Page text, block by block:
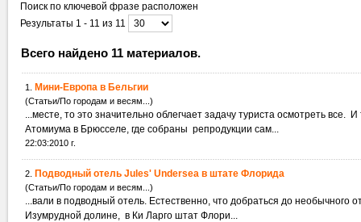
Поиск по ключевой фразе расположен
Результаты 1 - 11 из 11
Всего найдено 11 материалов.
1. Мини-Европа в Бельгии
(Статьи/По городам и весям...)
...месте, то это значительно облегчает задачу туриста осмотреть
Атомиума в Брюсселе, где собраны репродукции сам...
22:03:2010 г.
2. Подводный отель Jules' Undersea в штате Флорида
(Статьи/По городам и весям...)
...вали в подводный отель. Естественно, что добраться до
Изумрудной долине, в Ки Ларго штат Флори...